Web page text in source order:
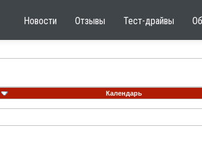
Новости Отзывы Тест-драйвы
Календарь